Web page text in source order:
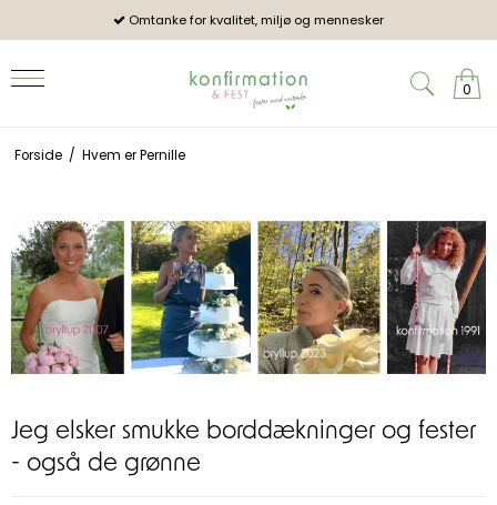
Omtanke for kvalitet, miljø og mennesker
0
Forside / Hvem er Pernille
Jeg elsker smukke borddækninger og fester
- også de grønne